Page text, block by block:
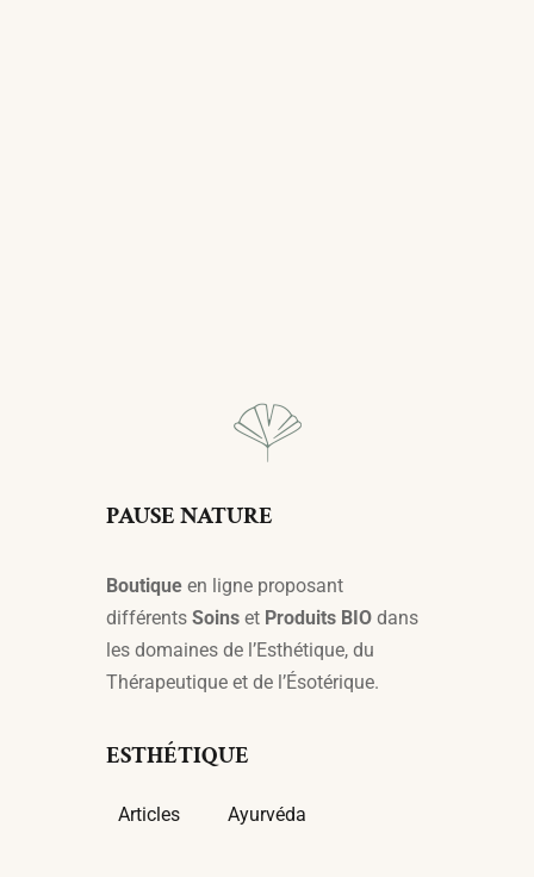
PAUSE NATURE
Boutique en ligne proposant
différents Soins et Produits BIO dans
les domaines de l’Esthétique, du
Thérapeutique et de l’Ésotérique.
ESTHÉTIQUE
Articles Ayurvéda